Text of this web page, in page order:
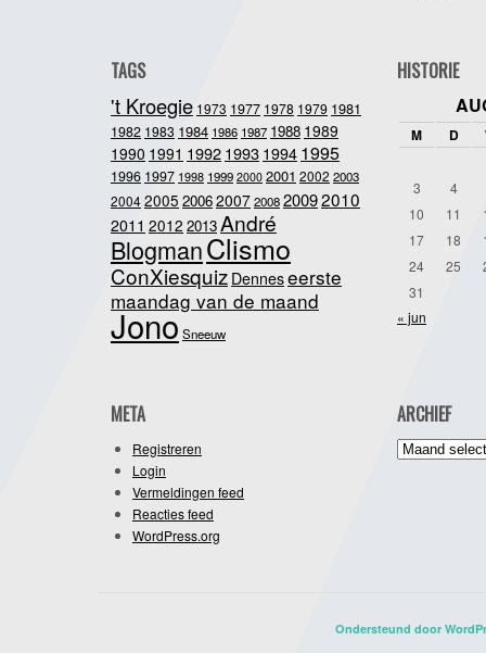
TAGS
't Kroegie 1973 1977 1978 1979 1981
1982 1983 1984 1986 1987 1988 1989
1990 1991 19921993 1994 1995
1996 1997 1998 1999 2000 2001 2002 2003
20042005 20062007200820092010
2011 2012 2013André
BlogmanClismo
ConXiesquiz Denneseerste
maandag van de maand
JonoSneeuw
HISTORIE
M D
3
4
10
11
17
18
24
25
31
« jun
META
Registreren
Login
Vermeldingen feed
Reacties feed
WordPress.org
ARCHIEF
Archief
Ondersteund door